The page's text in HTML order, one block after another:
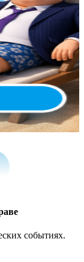
событиях.